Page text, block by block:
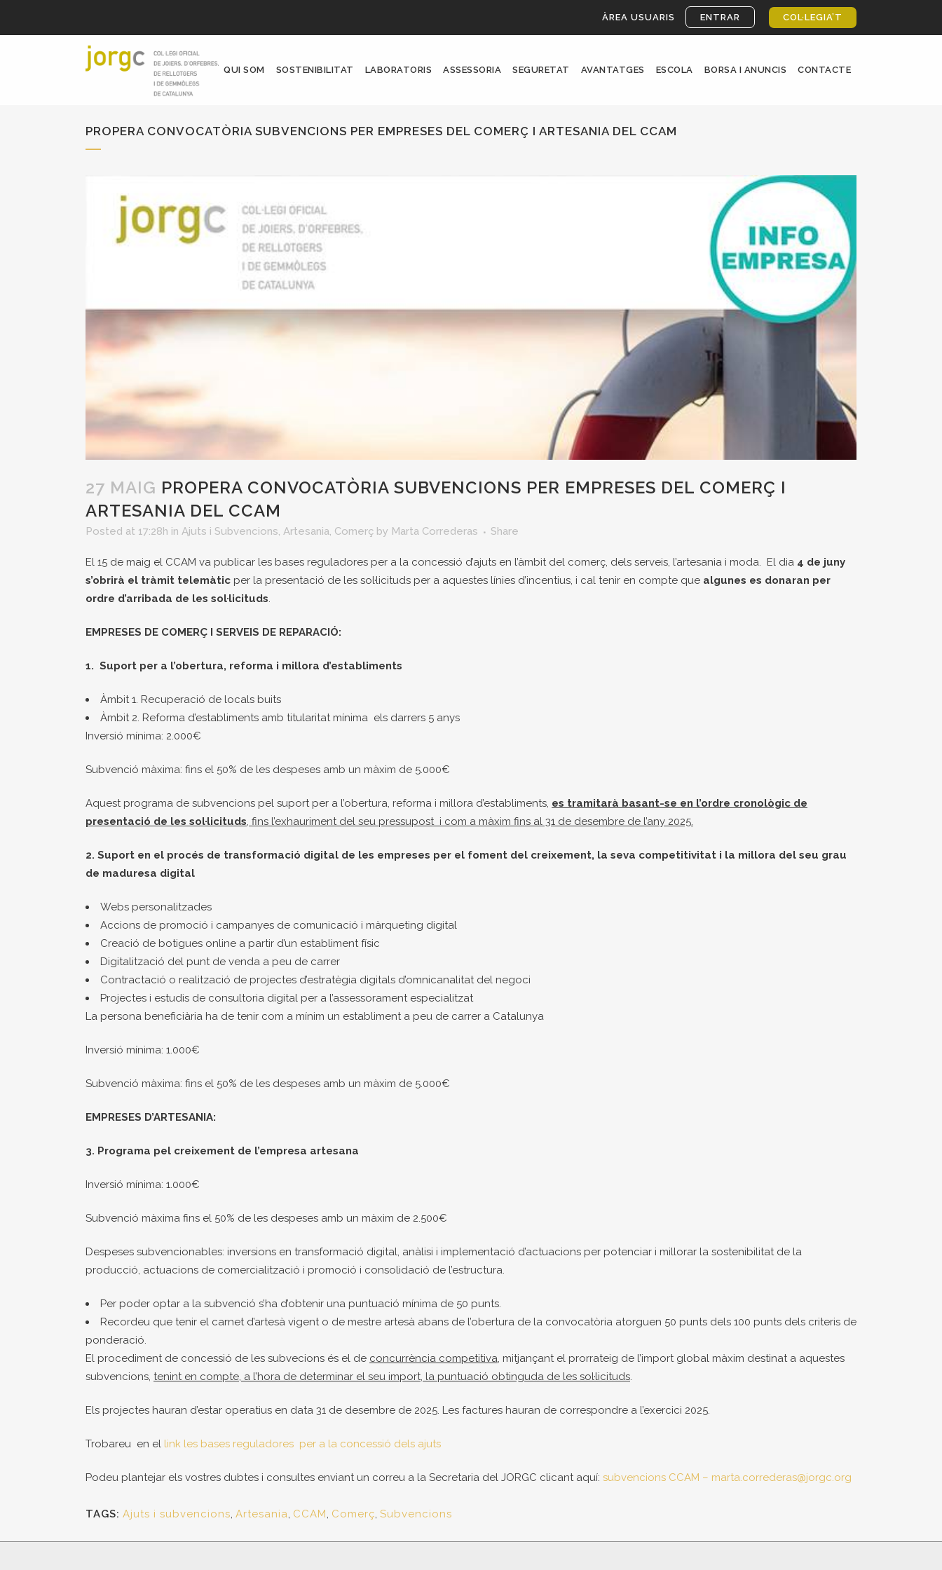
ÀREA USUARIS ENTRAR COL·LEGIA’T
QUI SOM SOSTENIBILITAT LABORATORIS ASSESSORIA SEGURETAT AVANTATGES ESCOLA BORSA I ANUNCIS CONTACTE
PROPERA CONVOCATÒRIA SUBVENCIONS PER EMPRESES DEL COMERÇ I ARTESANIA DEL CCAM
27 MAIG PROPERA CONVOCATÒRIA SUBVENCIONS PER EMPRESES DEL COMERÇ I
ARTESANIA DEL CCAM
Posted at 17:28h in Ajuts i Subvencions, Artesania, Comerç by Marta Correderas Share
El 15 de maig el CCAM va publicar les bases reguladores per a la concessió d’ajuts en l’àmbit del comerç, dels serveis, l’artesania i moda. El dia 4 de juny
s’obrirà el tràmit telemàtic per la presentació de les sol·licituds per a aquestes línies d’incentius, i cal tenir en compte que algunes es donaran per
ordre d’arribada de les sol·licituds.
EMPRESES DE COMERÇ I SERVEIS DE REPARACIÓ:
1. Suport per a l’obertura, reforma i millora d’establiments
Àmbit 1. Recuperació de locals buits
Àmbit 2. Reforma d’establiments amb titularitat mínima els darrers 5 anys
Inversió mínima: 2.000€
Subvenció màxima: fins el 50% de les despeses amb un màxim de 5.000€
Aquest programa de subvencions pel suport per a l’obertura, reforma i millora d’establiments, es tramitarà basant-se en l’ordre cronològic de
presentació de les sol·licituds, fins l’exhauriment del seu pressupost i com a màxim fins al 31 de desembre de l’any 2025.
2. Suport en el procés de transformació digital de les empreses per el foment del creixement, la seva competitivitat i la millora del seu grau
de maduresa digital
Webs personalitzades
Accions de promoció i campanyes de comunicació i màrqueting digital
Creació de botigues online a partir d’un establiment físic
Digitalització del punt de venda a peu de carrer
Contractació o realització de projectes d’estratègia digitals d’omnicanalitat del negoci
Projectes i estudis de consultoria digital per a l’assessorament especialitzat
La persona beneficiària ha de tenir com a mínim un establiment a peu de carrer a Catalunya
Inversió mínima: 1.000€
Subvenció màxima: fins el 50% de les despeses amb un màxim de 5.000€
EMPRESES D’ARTESANIA:
3. Programa pel creixement de l’empresa artesana
Inversió mínima: 1.000€
Subvenció màxima fins el 50% de les despeses amb un màxim de 2.500€
Despeses subvencionables: inversions en transformació digital, anàlisi i implementació d’actuacions per potenciar i millorar la sostenibilitat de la
producció, actuacions de comercialització i promoció i consolidació de l’estructura.
Per poder optar a la subvenció s’ha d’obtenir una puntuació mínima de 50 punts.
Recordeu que tenir el carnet d’artesà vigent o de mestre artesà abans de l’obertura de la convocatòria atorguen 50 punts dels 100 punts dels criteris de
ponderació.
El procediment de concessió de les subvecions és el de concurrència competitiva, mitjançant el prorrateig de l’import global màxim destinat a aquestes
subvencions, tenint en compte, a l’hora de determinar el seu import, la puntuació obtinguda de les sol·licituds.
Els projectes hauran d’estar operatius en data 31 de desembre de 2025. Les factures hauran de correspondre a l’exercici 2025.
Trobareu en el link les bases reguladores per a la concessió dels ajuts
Podeu plantejar els vostres dubtes i consultes enviant un correu a la Secretaria del JORGC clicant aquí: subvencions CCAM – marta.correderas@jorgc.org
TAGS: Ajuts i subvencions, Artesania, CCAM , Comerç, Subvencions